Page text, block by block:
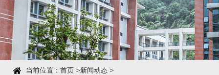
当前位置： 首页>新闻动态>